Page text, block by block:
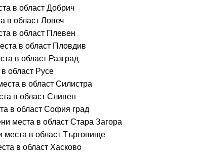
в област Добрич
в област Ловеч
в област Плевен
в област Пловдив
в област Разград
област Русе
в област Силистра
в област Сливен
в област София град
места в област Стара Загора
места в област Търговище
в област Хасково